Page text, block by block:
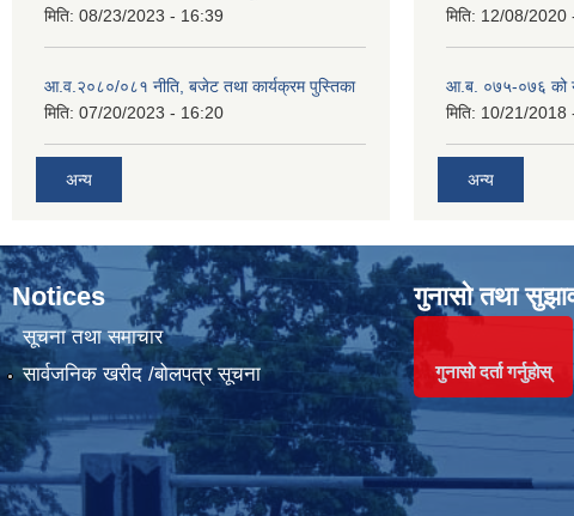
मिति: 08/23/2023 - 16:39
आ.व.२०८०/०८१ नीति, बजेट तथा कार्यक्रम पुस्तिका
मिति: 07/20/2023 - 16:20
अन्य
मिति: 12/08/2020
आ.ब. ०७५-०७६ को
मिति: 10/21/2018
अन्य
Notices
सूचना तथा समाचार
सार्वजनिक खरीद /बोलपत्र सूचना
गुनासो तथा
गुनासो दर्ता गर्नुहोस्